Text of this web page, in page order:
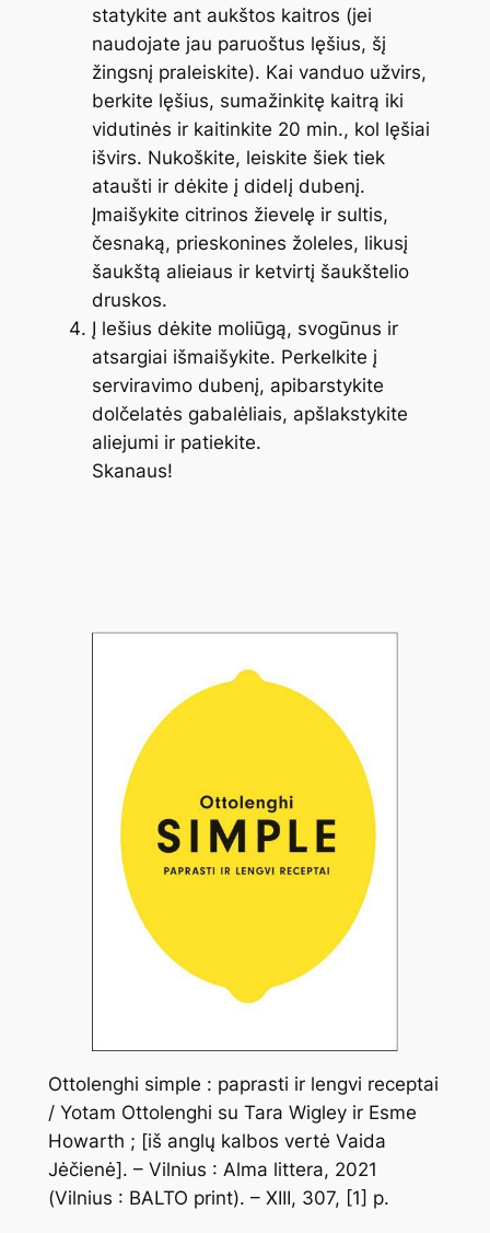
statykite ant aukštos kaitros (jei
naudojate jau paruoštus lęšius, šį
žingsnį praleiskite). Kai vanduo užvirs,
berkite lęšius, sumažinkitę kaitrą iki
vidutinės ir kaitinkite 20 min., kol lęšiai
išvirs. Nukoškite, leiskite šiek tiek
ataušti ir dėkite į didelį dubenį.
Įmaišykite citrinos žievelę ir sultis,
česnaką, prieskonines žoleles, likusį
šaukštą alieiaus ir ketvirtį šaukštelio
druskos.
Į lešius dėkite moliūgą, svogūnus ir
atsargiai išmaišykite. Perkelkite į
serviravimo dubenį, apibarstykite
dolčelatės gabalėliais, apšlakstykite
aliejumi ir patiekite.
Skanaus!
Ottolenghi simple : paprasti ir lengvi receptai
/ Yotam Ottolenghi su Tara Wigley ir Esme
Howarth ; [iš anglų kalbos vertė Vaida
Jėčienė]. – Vilnius : Alma littera, 2021
(Vilnius : BALTO print). – XIII, 307, [1] p.